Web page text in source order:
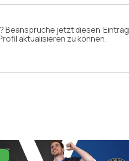
Beanspruche jetzt diesen Eintrag
aktualisieren zu können.